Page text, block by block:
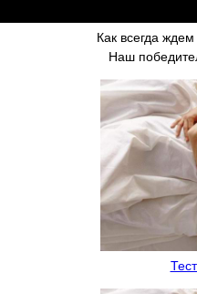
Как всегда
Наш